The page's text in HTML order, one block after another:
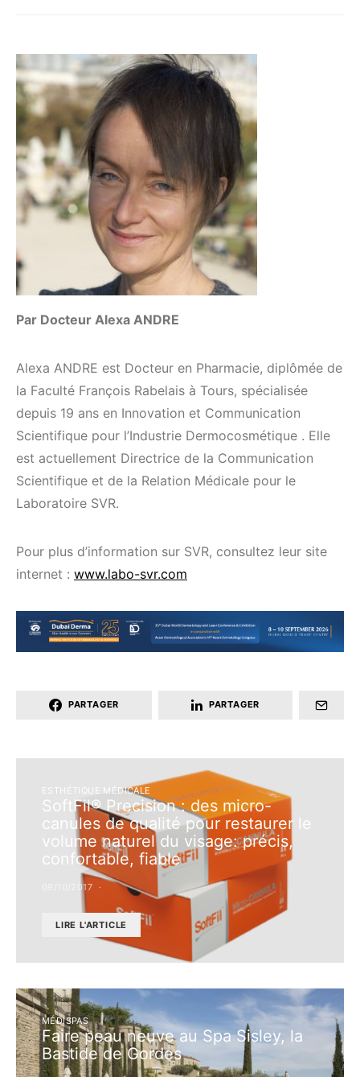
Par Docteur Alexa ANDRE
Alexa ANDRE est Docteur en Pharmacie, diplômée de
la Faculté François Rabelais à Tours, spécialisée
depuis 19 ans en Innovation et Communication
Scientifique pour l’Industrie Dermocosmétique . Elle
est actuellement Directrice de la Communication
Scientifique et de la Relation Médicale pour le
Laboratoire SVR.
Pour plus d’information sur SVR, consultez leur site
internet : www.labo-svr.com
PARTAGER PARTAGER
ESTHÉTIQUE MÉDICALE
SoftFil® Precision : des micro-
canules de qualité pour restaurer le
volume naturel du visage: précis,
confortable, fiable
09/10/2017
LIRE L'ARTICLE
MÉDISPAS
Faire peau neuve au Spa Sisley, la
Bastide de Gordes